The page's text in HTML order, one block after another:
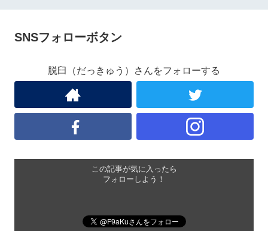
SNSフォローボタン
脱臼（だっきゅう）さんをフォローする
この記事が気に入ったら
フォローしよう！